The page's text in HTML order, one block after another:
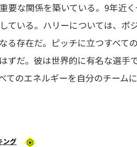
要な関係を築いている。9年近
ている。ハリーについては、
る存在だ。ピッチに立つすべて
ずだ。彼は世界的に有名な選
てのエネルギーを自分のチーム
ング